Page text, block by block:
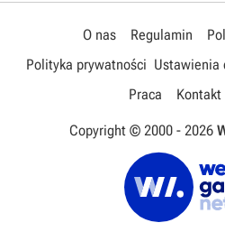
O nas Regulamin
Polityka prywatności Ustawienia
Praca
Kontakt
Copyright © 2000 - 2026